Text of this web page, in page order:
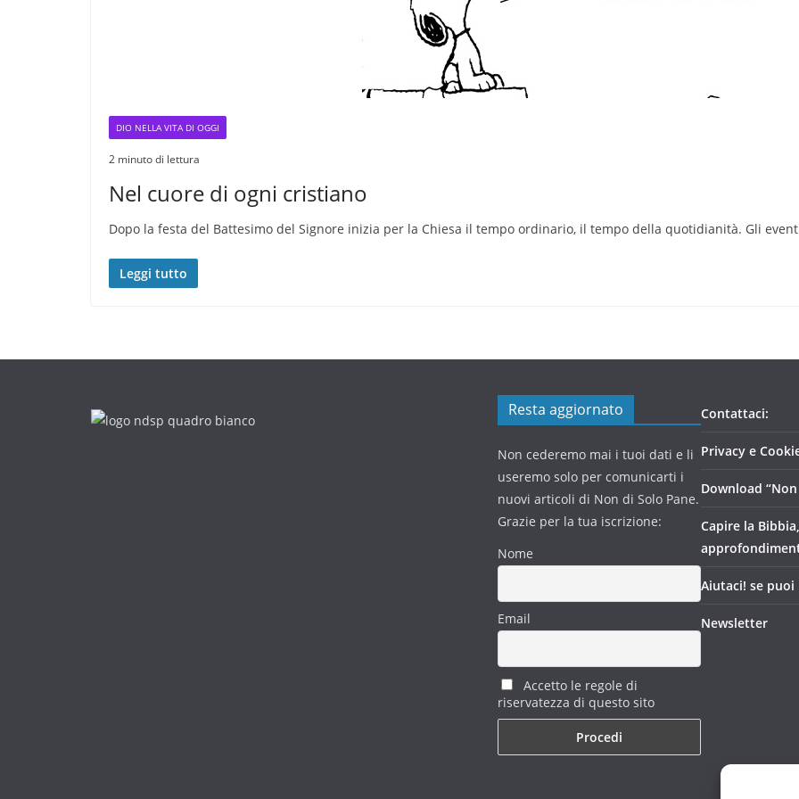
DIO NELLA VITA DI OGGI
2 minuto di lettura
Nel cuore di ogni cristiano
Dopo la festa del Battesimo del Signore inizia per la Chiesa il tempo ordinario, il tempo della quotidianità. Gli
Leggi tutto
Resta aggiornato
Non cederemo mai i tuoi dati e li
useremo solo per comunicarti i
nuovi articoli di Non di Solo Pane.
Grazie per la tua iscrizione:
Nome
Email
Accetto le regole di
riservatezza di questo sito
Contattaci:
Privacy e
Download
Capire la
Aiutaci! se puoi
Newsletter